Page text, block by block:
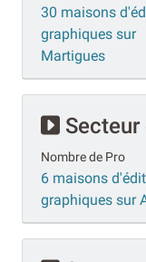
30 maisons
graphiques sur
Martigues
Secteur
Nombre de Pro
6 maisons
graphiques sur